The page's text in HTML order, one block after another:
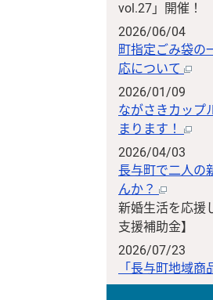
vol.27」開催！
2026/06/04
町指定ごみ袋の
応について
2026/01/09
ながさきカップ
まります！
2026/04/03
長与町で二人の
んか？
新婚生活を応援
支援補助金】
2026/07/23
「長与町地域